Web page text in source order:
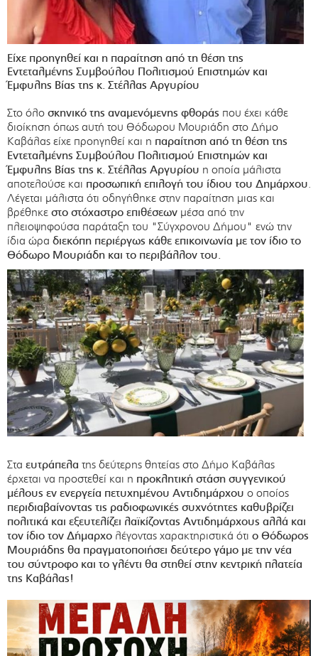
Είχε προηγηθεί και η παραίτηση από τη θέση της
Εντεταλμένης Συμβούλου Πολιτισμού Επιστημών και
Έμφυλης Βίας της κ. Στέλλας Αργυρίου
Στο όλο σκηνικό της αναμενόμενης φθοράς που έχει κάθε
διοίκηση όπως αυτή του Θόδωρου Μουριάδη στο Δήμο
Καβάλας είχε προηγηθεί και η παραίτηση από τη θέση της
Εντεταλμένης Συμβούλου Πολιτισμού Επιστημών και
Έμφυλης Βίας της κ. Στέλλας Αργυρίου η οποία μάλιστα
αποτελούσε και προσωπική επιλογή του ίδιου του Δημάρχου.
Λέγεται μάλιστα ότι οδηγήθηκε στην παραίτηση μιας και
βρέθηκε στο στόχαστρο επιθέσεων μέσα από την
πλειοψηφούσα παράταξη του "Σύγχρονου Δήμου" ενώ την
ίδια ώρα διεκόπη περιέργως κάθε επικοινωνία με τον ίδιο το
Θόδωρο Μουριάδη και το περιβάλλον του.
Στα ευτράπελα της δεύτερης θητείας στο Δήμο Καβάλας
έρχεται να προστεθεί και η προκλητική στάση συγγενικού
μέλους εν ενεργεία πετυχημένου Αντιδημάρχου ο οποίος
περιδιαβαίνοντας τις ραδιοφωνικές συχνότητες καθυβρίζει
πολιτικά και εξευτελίζει λαϊκίζοντας Αντιδημάρχους αλλά και
τον ίδιο τον Δήμαρχο λέγοντας χαρακτηριστικά ότι ο Θόδωρος
Μουριάδης θα πραγματοποιήσει δεύτερο γάμο με την νέα
του σύντροφο και το γλέντι θα στηθεί στην κεντρική πλατεία
της Καβάλας!